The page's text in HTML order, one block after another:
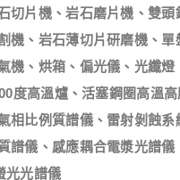
切片機、岩石磨片機、雙頭
機、岩石薄切片研磨機、單
機、烘箱、偏光儀、光纖燈
度高溫爐、活塞鋼圈高溫高
相比例質譜儀、 雷射剝蝕系
譜儀、感應耦合電漿光譜儀
光光譜儀